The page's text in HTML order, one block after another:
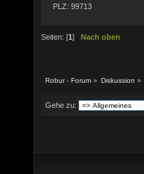
PLZ: 99713
Seiten: [1] Nach oben
Robur - Forum » Diskussion »
Gehe zu: